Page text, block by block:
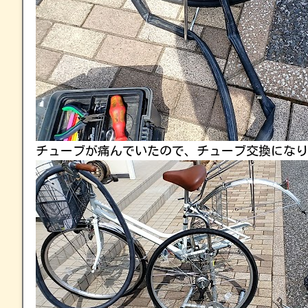
チューブが痛んでいたので、チューブ交換にな